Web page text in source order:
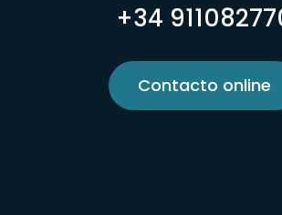
+34
Contacto online